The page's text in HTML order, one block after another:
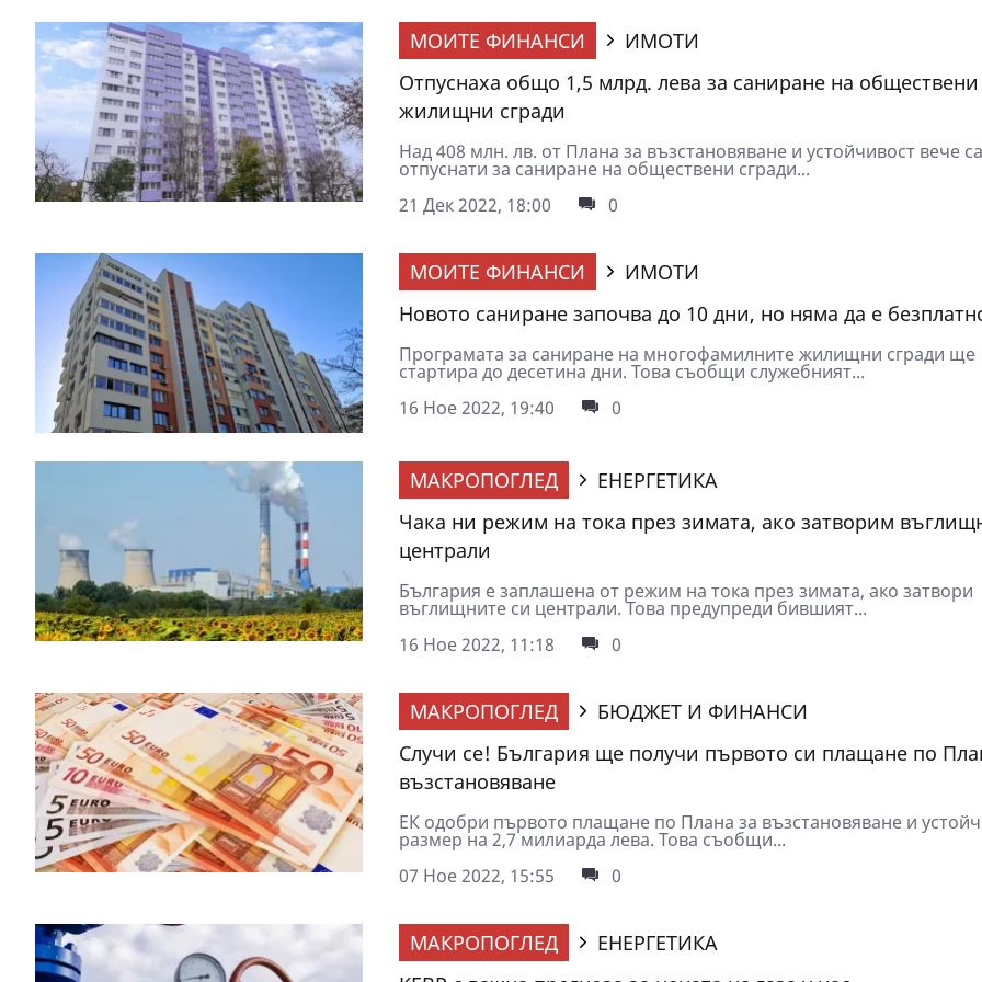
МОИТЕ ФИНАНСИ
ИМОТИ
Отпуснаха общо 1,5 млрд. лева за саниране на
жилищни сгради
Над 408 млн. лв. от Плана за възстановяване и устойчивост вече са
отпуснати за саниране на обществени сгради...
21 Дек 2022, 18:00
0
МОИТЕ ФИНАНСИ
ИМОТИ
Новото саниране започва до 10 дни, но няма да е
Програмата за саниране на многофамилните жилищни сгради ще
стартира до десетина дни. Това съобщи служебният...
16 Ное 2022, 19:40
0
МАКРОПОГЛЕД
ЕНЕРГЕТИКА
Чака ни режим на тока през зимата, ако затворим
централи
България е заплашена от режим на тока през зимата, ако затвори
въглищните си централи. Това предупреди бившият...
16 Ное 2022, 11:18
0
МАКРОПОГЛЕД
БЮДЖЕТ И ФИНАНСИ
Случи се! България ще получи първото си плащане по
възстановяване
ЕК одобри първото плащане по Плана за възстановяване и
размер на 2,7 милиарда лева. Това съобщи...
07 Ное 2022, 15:55
0
МАКРОПОГЛЕД
ЕНЕРГЕТИКА